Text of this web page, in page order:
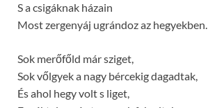
S a csigáknak házain
Most zergenyáj ugrándoz az hegyekben.
Sok merőfőld már sziget,
Sok vőlgyek a nagy bércekig dagadtak,
És ahol hegy volt s liget,